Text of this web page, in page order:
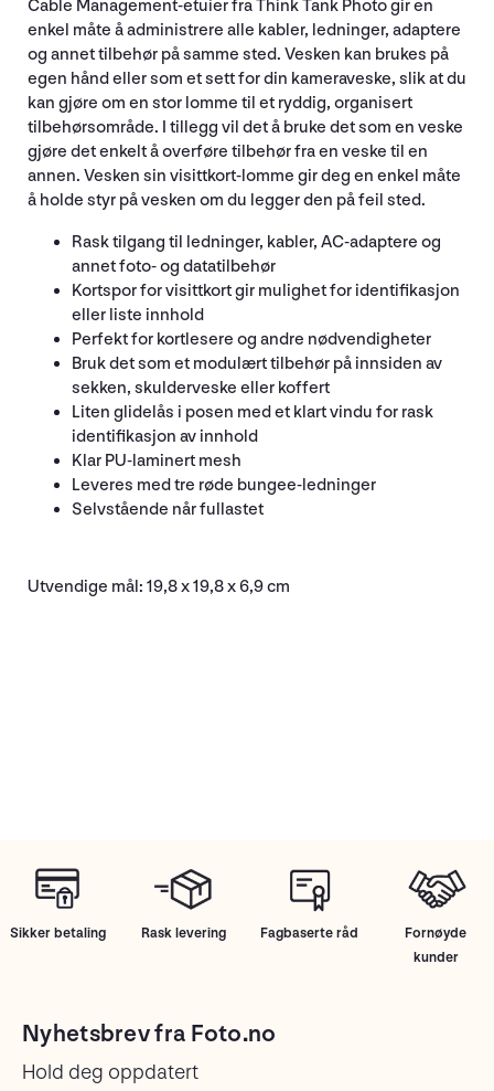
Cable Management-etuier fra Think Tank Photo gir en
enkel måte å administrere alle kabler, ledninger, adaptere
og annet tilbehør på samme sted. Vesken kan brukes på
egen hånd eller som et sett for din kameraveske, slik at du
kan gjøre om en stor lomme til et ryddig, organisert
tilbehørsområde. I tillegg vil det å bruke det som en veske
gjøre det enkelt å overføre tilbehør fra en veske til en
annen. Vesken sin visittkort-lomme gir deg en enkel måte
å holde styr på vesken om du legger den på feil sted.
Rask tilgang til ledninger, kabler, AC-adaptere og
annet foto- og datatilbehør
Kortspor for visittkort gir mulighet for identifikasjon
eller liste innhold
Perfekt for kortlesere og andre nødvendigheter
Bruk det som et modulært tilbehør på innsiden av
sekken, skulderveske eller koffert
Liten glidelås i posen med et klart vindu for rask
identifikasjon av innhold
Klar PU-laminert mesh
Leveres med tre røde bungee-ledninger
Selvstående når fullastet
Utvendige mål: 19,8 x 19,8 x 6,9 cm
Sikker betaling Rask levering Fagbaserte råd
Fornøyde
kunder
Nyhetsbrev fra Foto.no
Hold deg oppdatert